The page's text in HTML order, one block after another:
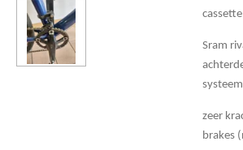
cassette
Sram
zeer
brakes